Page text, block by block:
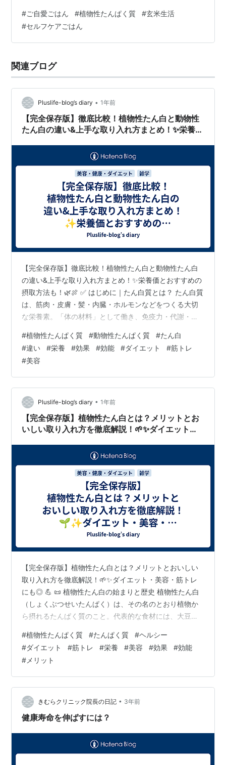
めちゃめちゃ豊富というわけではないですが、玄米（お
米）にもたんぱく質は含まれています。穀類というと炭
水化物、というイメージですが、たんぱく質もある。逆
表を見ると100gあたりのたんぱく質は 16.6g、脂質も
14.2g。思ったより多い印象ではない…
#ご自愛ごはん #植物性たんぱく質 #玄米生活
#セルフケアごはん
関連ブログ
Pluslife-blog’s diary • 1年前
【完全保存版】徹底比較！植物性たん白と動物性
たん白の違い&上手な取り入れ方まとめ！✨栄養価
【完全保存版】徹底比較！植物性たん白と動物性たん白
の違い&上手な取り入れ方まとめ！✨栄養価とおすすめの
摂取方法も！🌿🍖 ✅ はじめに｜たん白質とは？ たん白質
は、筋肉・皮膚・髪・内臓・ホルモンなどをつくる大切
な栄養素。「体の材料」として働き、免疫力・代謝・美
大きく2つのグループから摂取できます： 植物性たん
白：大豆、豆類、穀物、ナッツ など 動物性たん白：肉、
魚、卵、乳製品 など それぞれに特徴とメリット・注意点
があるので、以下で詳しく比較していきましょう！ 🔍 比
較①：アミノ酸スコア（たん白質の質） 項目 植物性た
ん白 動物性たん白 アミノ…
#植物性たんぱく質 #動物性たんぱく質 #たん白
#違い #栄養 #効果 #効能 #ダイエット #筋トレ
#美容
Pluslife-blog’s diary • 1年前
【完全保存版】植物性たん白とは？メリットとお
いしい取り入れ方を徹底解説！🌱✨ダイエット・
【完全保存版】植物性たん白とは？メリットとおいしい
取り入れ方を徹底解説！🌱✨ダイエット・美容・筋トレ
にも◎ 💪 📜 植物性たん白の始まりと歴史 植物性たん白
（しょくぶつせいたんぱく）は、その名のとおり植物か
ら摂れるたんぱく質のこと。代表的な食材には、大豆・
の歴史はかなり古く、東アジア（特に中国や日本）で
は、2000年以上前から豆腐や味噌、納豆などの“大豆食
品”を通じてたんぱく質を摂取していました。また、イン
ドではベジタリアン文化が古くから根付いていて、豆類
が主なたん白源として食文化に根づいています。 近年は
欧米でも、動物性たん白の摂りすぎによ…
#植物性たんぱく質 #たんぱく質 #ヘルシー
#ダイエット #筋トレ #栄養 #美容 #効果 #効能
# メリット
きむらクリニック院長の日記 • 3年前
健康寿命を伸ばすには？